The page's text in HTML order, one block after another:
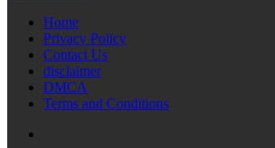
Home
Privacy Policy
Contact Us
disclaimer
DMCA
Terms and Conditions